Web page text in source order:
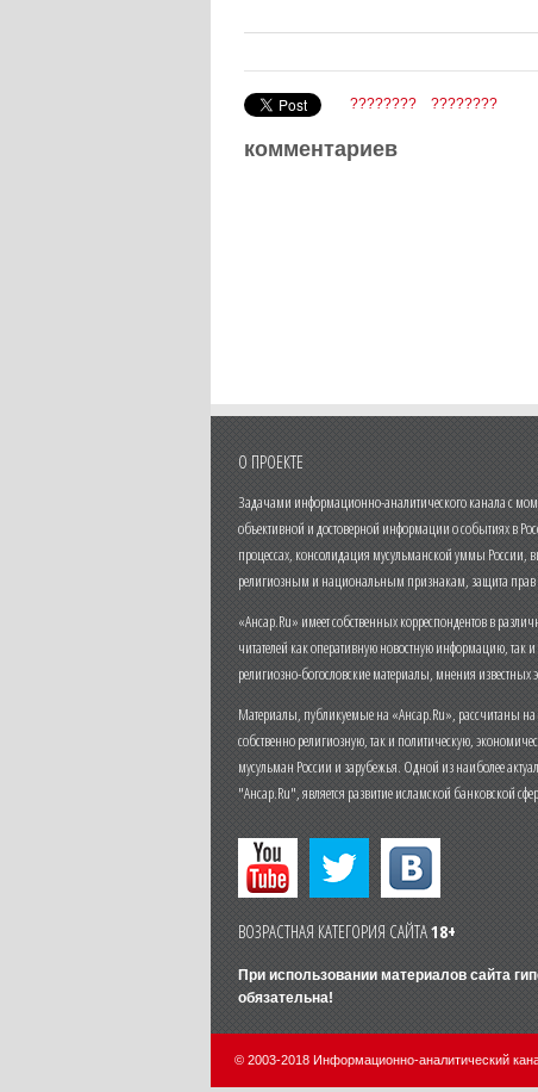
???????? ????????
комментариев
О ПРОЕКТЕ
Задачами информационно-аналитического канала с
объективной и достоверной информации о событиях в
процессах, консолидация мусульманской уммы России,
религиозным и национальным признакам, защита
«Ансар.Ru» имеет собственных корреспондентов в
читателей как оперативную новостную информацию, так
религиозно-богословские материалы, мнения
Материалы, публикуемые на «Ансар.Ru», рассчитаны
собственно религиозную, так и политическую,
мусульман России и зарубежья. Одной из наиболее
"Ансар.Ru", является развитие исламской банковской
ВОЗРАСТНАЯ КАТЕГОРИЯ САЙТА18+
При использовании материалов сайта
обязательна!
© 2003-2018 Информационно-аналитический